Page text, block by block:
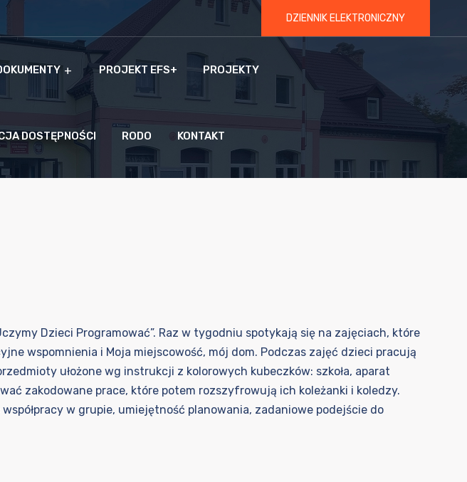
DZIENNIK ELEKTRONICZNY
PROJEKT EFS+ PROJEKTY
DOSTĘPNOŚCI RODO KONTAKT
Dzieci Programować”. Raz w tygodniu spotykają się na zajęciach, które
wspomnienia i Moja miejscowość, mój dom. Podczas zajęć dzieci pracują
ułożone wg instrukcji z kolorowych kubeczków: szkoła, aparat
zakodowane prace, które potem rozszyfrowują ich koleżanki i koledzy.
w grupie, umiejętność planowania, zadaniowe podejście do